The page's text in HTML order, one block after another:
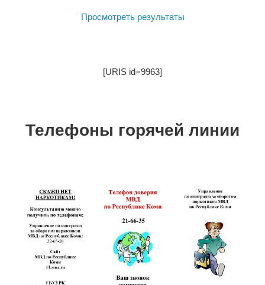
Просмотреть результаты
[URIS id=9963]
Телефоны горячей линии